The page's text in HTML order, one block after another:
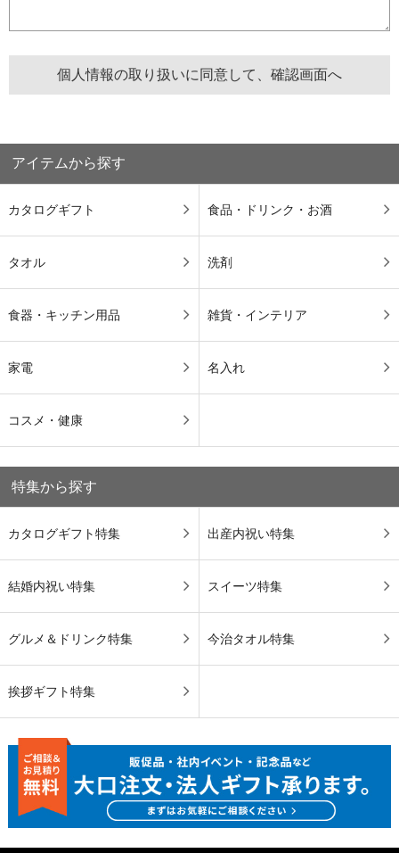
アイテムから探す
カタログギフト 食品・ドリンク・お酒
タオル 洗剤
食器・キッチン用品 雑貨・インテリア
家電 名入れ
コスメ・健康
特集から探す
カタログギフト特集 出産内祝い特集
結婚内祝い特集 スイーツ特集
グルメ＆ドリンク特集 今治タオル特集
挨拶ギフト特集